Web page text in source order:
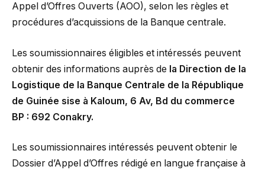
Appel d’Offres Ouverts (AOO), selon les règles et
procédures d’acquissions de la Banque centrale.
Les soumissionnaires éligibles et intéressés peuvent
obtenir des informations auprès de la Direction de la
Logistique de la Banque Centrale de la République
de Guinée sise à Kaloum, 6 Av, Bd du commerce
BP : 692 Conakry.
Les soumissionnaires intéressés peuvent obtenir le
Dossier d’Appel d’Offres rédigé en langue française à